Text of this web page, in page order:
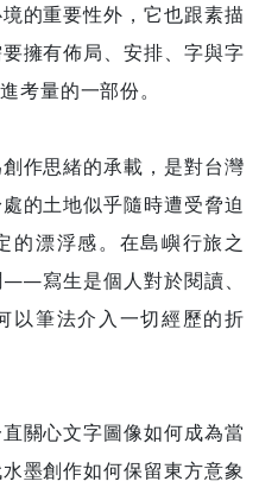
的重要性外，它也跟素描
擁有佈局、安排、字與字
考量的一部份。
作思緒的承載，是對台灣
的土地似乎隨時遭受脅迫
的漂浮感。在島嶼行旅之
寫生是個人對於閱讀、
以筆法介入一切經歷的折
關心文字圖像如何成為當
墨創作如何保留東方意象